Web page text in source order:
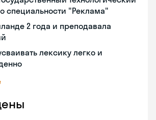
специальности "Реклама"
2 года и преподавала
лексику легко и